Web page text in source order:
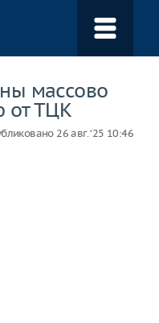
массово
от ТЦК
26 авг. ‘25 10:46